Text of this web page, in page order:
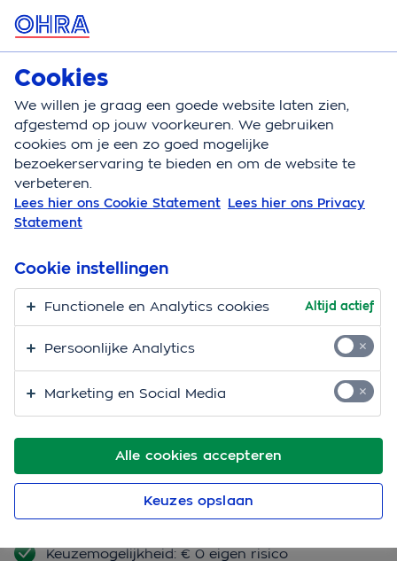
MENU
Autoverzekering
Autoverzekering Automerk Volvo
De autoverzekering
voor jouw Volvo
XC90 met je gezin of in een S60 naar je werk. Welk
type Volvo je ook rijdt, daar hoort een
passende autoverzekering bij. En die vind je bij OHRA.
je tot 82% no-claimkorting
Keuzemogelijkheid: € 0 eigen risico
Cookies
We willen je graag een goede website laten zien,
afgestemd op jouw voorkeuren. We gebruiken
cookies om je een zo goed mogelijke
bezoekerservaring te bieden en om de website te
verbeteren.
Lees hier ons Cookie Statement Lees hier ons Privacy
Statement
Alle cookies accepteren
Cookie instellingen
Functionele en Analytics cookies Altijd actief
Persoonlijke Analytics
Marketing en Social Media
Keuzes opslaan